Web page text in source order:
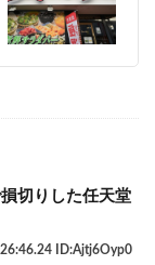
切りした任天堂
ID:Ajtj6Oyp0